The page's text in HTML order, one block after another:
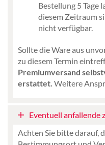
Bestellung 5 Tage
diesem Zeitraum
nicht verfügbar.
Sollte die Ware aus
zu diesem Termin
Premiumversand
erstattet. Weitere
Eventuell anfallende
Achten Sie bitte darauf,